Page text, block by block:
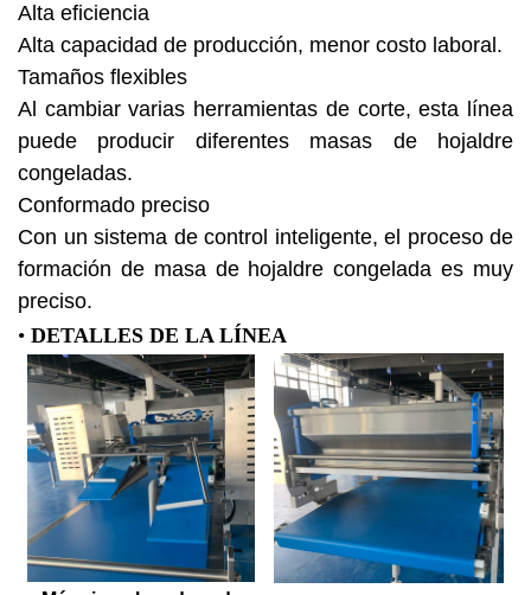
Alta eficiencia
Alta capacidad de producción, menor costo laboral.
Tamaños flexibles
Al cambiar varias herramientas de corte, esta línea
puede producir diferentes masas de hojaldre
congeladas.
Conformado preciso
Con un sistema de control inteligente, el proceso de
formación de masa de hojaldre congelada es muy
preciso.
• DETALLES DE LA LÍNEA